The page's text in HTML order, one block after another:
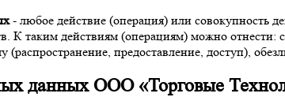
- любое действие (операция) или совокупность
К таким действиям (операциям) можно
(распространение, предоставление, доступ),
данных ООО «Торговые